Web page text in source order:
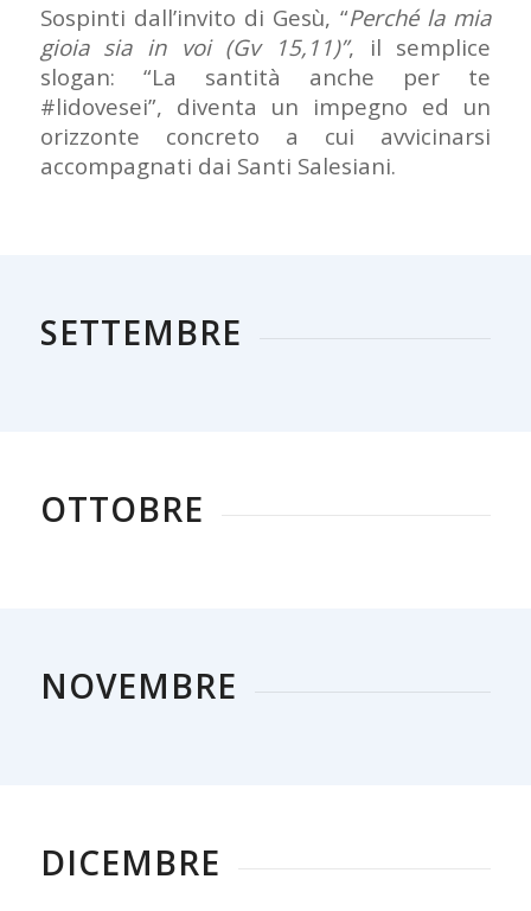
Sospinti dall’invito di Gesù, “Perché la mia
gioia sia in voi (Gv 15,11)”, il semplice
slogan: “La santità anche per te
#lidovesei”, diventa un impegno ed un
orizzonte concreto a cui avvicinarsi
accompagnati dai Santi Salesiani.
SETTEMBRE
OTTOBRE
NOVEMBRE
DICEMBRE